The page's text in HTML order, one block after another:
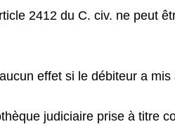
2412 du C. civ. ne
effet si le débiteur a
judiciaire prise à titre